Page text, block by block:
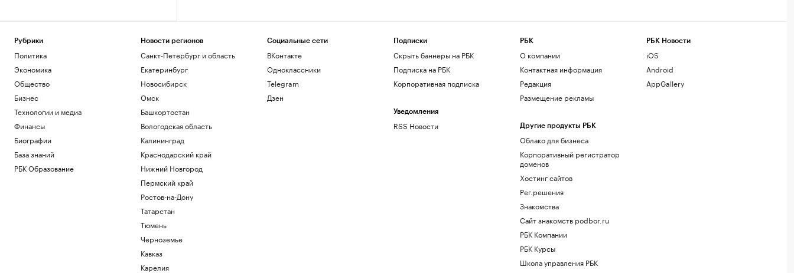
Рубрики
Политика
Экономика
Общество
Бизнес
Технологии и медиа
Финансы
Биографии
База знаний
РБК Образование
Новости регионов
Санкт-Петербург и область
Екатеринбург
Новосибирск
Омск
Башкортостан
Вологодская область
Калининград
Краснодарский край
Нижний Новгород
Пермский край
Ростов-на-Дону
Татарстан
Тюмень
Черноземье
Кавказ
Карелия
Социальные сети
ВКонтакте
Одноклассники
Telegram
Дзен
Подписки
Скрыть баннеры на РБК
Подписка на РБК
Корпоративная подписка
Уведомления
RSS Новости
РБК
О компании
Контактная информация
Редакция
Размещение рекламы
Другие продукты РБК
Облако для бизнеса
Корпоративный регистратор
доменов
Хостинг сайтов
Рег.решения
Знакомства
Сайт знакомств podbor.ru
РБК Компании
РБК Курсы
Школа управления РБК
РБК Новости
iOS
Android
AppGallery